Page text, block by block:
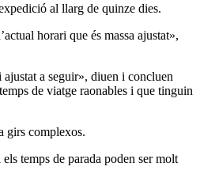
al llarg de quinze dies.
horari que és massa ajustat»,
a seguir», diuen i concluen
de viatge raonables i que tinguin
girs complexos.
temps de parada poden ser molt